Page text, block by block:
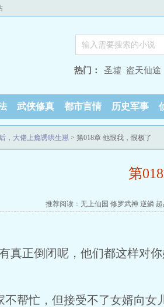
热门： 圣墟 盗天仙途
武侠修真 都市言情 历史军事
，大佬上瘾诱哄生崽 > 第018章 他恨我，恨极了
第
推荐阅读： 无上仙国 修罗武神 逆鳞
真正倒闭呢，他们都这样对
不帮忙，但接受不了女婿向女